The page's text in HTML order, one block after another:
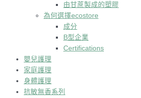
由甘蔗製成的塑膠
為何選擇ecostore
成分
B型企業
Certifications
嬰兒護理
家庭護理
身體護理
抗敏無香系列